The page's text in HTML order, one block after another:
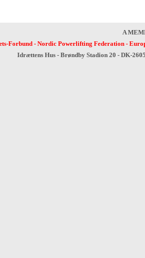
A
Forbund- Nordic Powerlifting Federation-
Idrættens Hus - Brøndby Stadion 20 - DK-